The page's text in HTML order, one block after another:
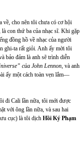
cho nên tôi chưa có cơ hội
con thứ ba của nhạc sĩ. Khi gặp
đồng hồ về nhạc của người
ghi-ta rất giỏi. Anh ấy mời tôi
bảo đảm là anh sẽ trình diễn
của John Lennon, và anh
ấy một cách toàn vẹn lắm—
đi Cali lần nữa, tôi mới được
với ông lần nữa, và sau hai
cục) là tôi dịch Hồi Ký Phạm